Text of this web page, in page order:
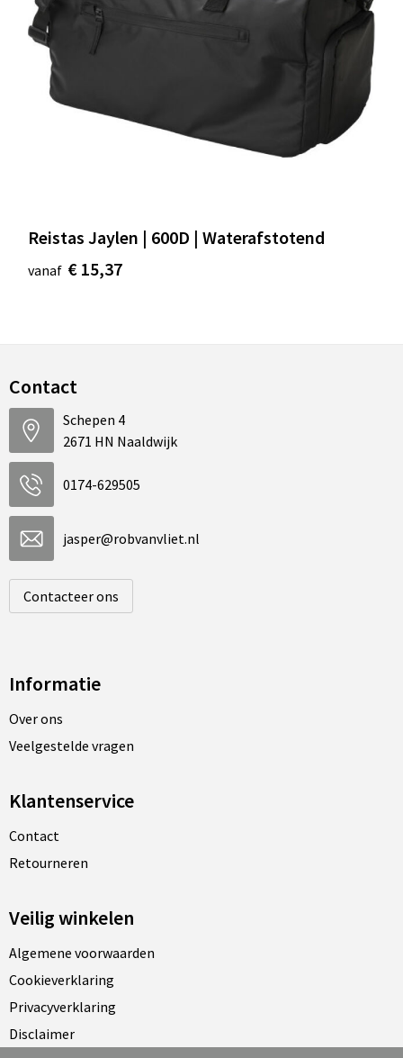
Reistas Jaylen | 600D | Waterafstotend
vanaf € 15,37
Contact
Schepen 4
2671 HN Naaldwijk
0174-629505
jasper@robvanvliet.nl
Contacteer ons
Informatie
Over ons
Veelgestelde vragen
Klantenservice
Contact
Retourneren
Veilig winkelen
Algemene voorwaarden
Cookieverklaring
Privacyverklaring
Disclaimer